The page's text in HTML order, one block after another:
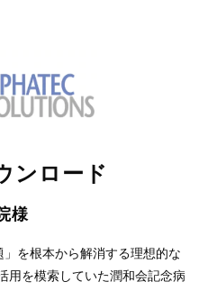
ンロード
様
を根本から解消する理想的な
用を模索していた潤和会記念病